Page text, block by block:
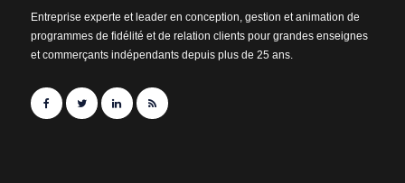
Entreprise experte et leader en conception, gestion et animation de
programmes de fidélité et de relation clients pour grandes enseignes
et commerçants indépendants depuis plus de 25 ans.